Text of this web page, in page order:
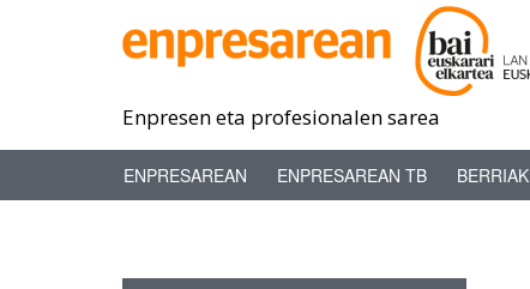
Enpresen eta profesionalen sarea
ENPRESAREAN ENPRESAREAN TB BERRIAK